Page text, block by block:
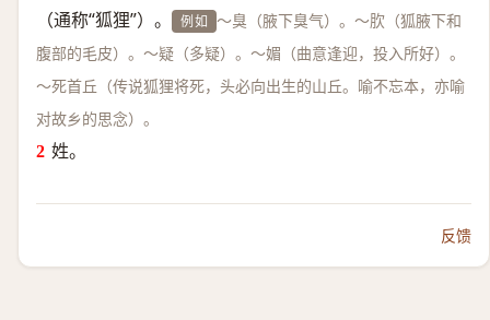
（通称“狐狸”）。
例如 ～臭（腋下臭气）。～肷（狐腋下和
腹部的毛皮）。～疑（多疑）。～媚（曲意逢迎，投入所好）。
～死首丘（传说狐狸将死，头必向出生的山丘。喻不忘本，亦喻
对故乡的思念）。
姓。
反馈